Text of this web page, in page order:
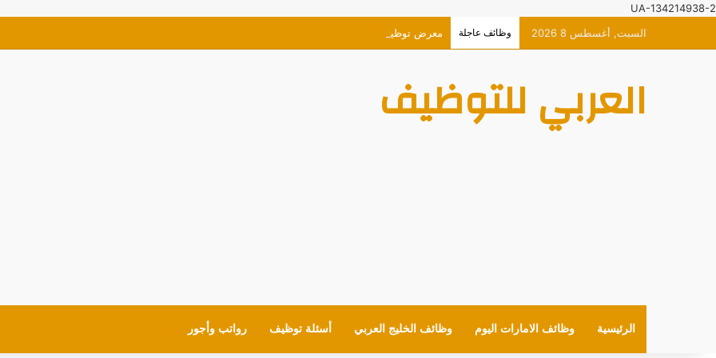
UA-134214938-2
السبت, أغسطس 8 2026
وظائف عاجلة معرض توظيف افتراضي حصري للمعلمين والقيادات لمدارس (MOE) في الإمارات
العربي للتوظيف
الرئيسية وظائف الامارات اليوم وظائف الخليج العربي أسئلة توظيف رواتب وأجور